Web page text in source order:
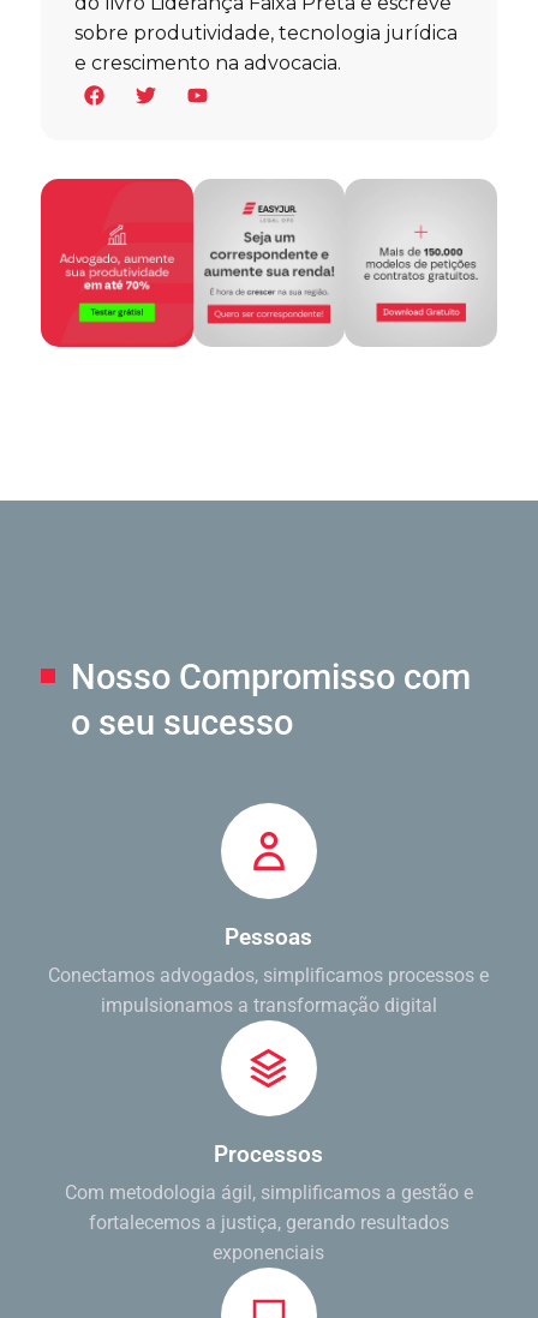
sobre produtividade, tecnologia jurídica
e crescimento na advocacia.
Nosso Compromisso com
o seu sucesso
Pessoas
Conectamos advogados, simplificamos processos e
impulsionamos a transformação digital
Processos
Com metodologia ágil, simplificamos a gestão e
fortalecemos a justiça, gerando resultados
exponenciais